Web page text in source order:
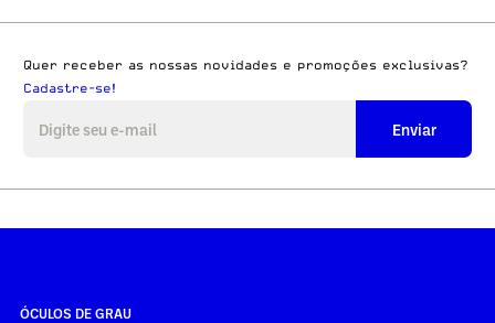
Quer receber as nossas novidades e promoções exclusivas?
Cadastre-se!
Enviar
ÓCULOS DE GRAU